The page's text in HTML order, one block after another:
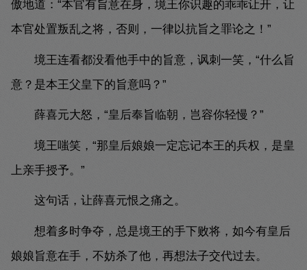
傲地道：“本官有旨意在身，境王你识趣的乖乖让开，让
本官处置叛乱之将，否则，一律以抗旨之罪论之！”
境王连看都没看他手中的旨意，讽刺一笑，“什么旨
意？是本王父皇下的旨意吗？”
薛喜元大怒，“皇后奉旨临朝，岂容你轻慢？”
境王嗤笑，“那皇后娘娘一定忘记本王的兵权，是皇
上亲手授予。”
这句话，让薛喜元恨之痛之。
想着多时争夺，总是境王的手下败将，如今有皇后
娘娘旨意在手，不妨杀了他，再想法子交代过去。